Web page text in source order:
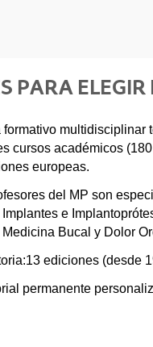
PARA ELEGIR
formativo multidisciplinar
cursos académicos
europeas.
del MP son
e
Bucal y Dolor
ediciones (desde
permanente